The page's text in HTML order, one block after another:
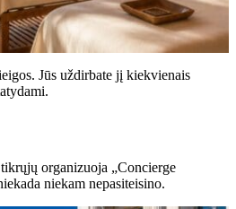
Jūs uždirbate jį kiekvienais
organizuoja „Concierge
niekam nepasiteisino.